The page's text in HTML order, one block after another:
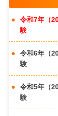
令和7年（
験
令和6年（
験
令和5年（
験